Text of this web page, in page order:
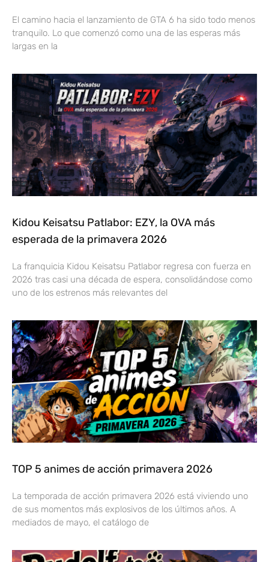
El camino hacia el lanzamiento de GTA 6 ha sido todo menos
tranquilo. Lo que comenzó como una de las esperas más
largas en la
Kidou Keisatsu Patlabor: EZY, la OVA más
esperada de la primavera 2026
La franquicia Kidou Keisatsu Patlabor regresa con fuerza en
2026 tras casi una década de espera, consolidándose como
uno de los estrenos más relevantes del
TOP 5 animes de acción primavera 2026
La temporada de acción primavera 2026 está viviendo uno
de sus momentos más explosivos de los últimos años. A
mediados de mayo, el catálogo de